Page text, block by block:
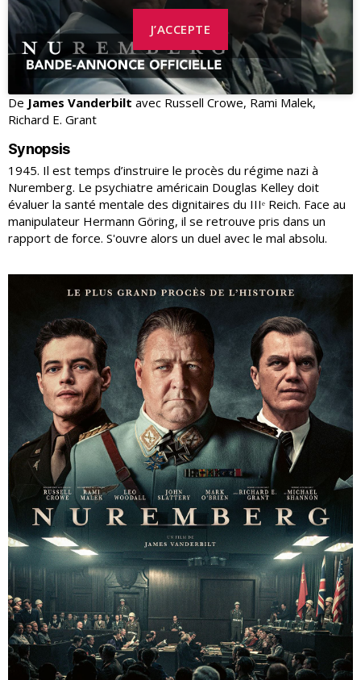
J’ACCEPTE
De James Vanderbilt avec Russell Crowe, Rami Malek,
Richard E. Grant
Synopsis
1945. Il est temps d’instruire le procès du régime nazi à
Nuremberg. Le psychiatre américain Douglas Kelley doit
évaluer la santé mentale des dignitaires du IIIᵉ Reich. Face au
manipulateur Hermann Göring, il se retrouve pris dans un
rapport de force. S'ouvre alors un duel avec le mal absolu.